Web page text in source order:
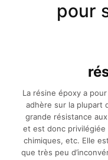
pour
La résine époxy a
adhère sur la plupart
grande résistance
et est donc
chimiques, etc. Elle
que très peu